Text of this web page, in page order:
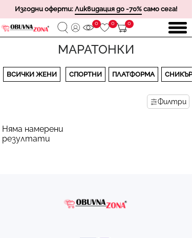
Изгодни оферти: Ликвидация до -70% само сега!
0 0 0
МАРАТОНКИ
ВСИЧКИ ЖЕНИ СПОРТНИ ПЛАТФОРМА
Филтри
Няма намерени
резултати